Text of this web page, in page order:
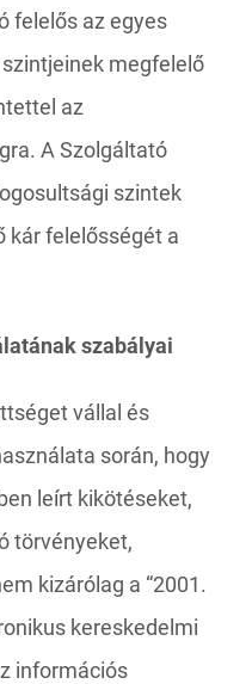
felelős az egyes
megfelelő
az
A Szolgáltató
szintek
kár felelősségét a
szabályai
vállal és
során, hogy
leírt kikötéseket,
törvényeket,
kizárólag a “2001.
kereskedelmi
információs